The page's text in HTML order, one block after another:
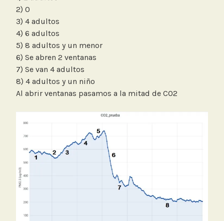
2) 0
3) 4 adultos
4) 6 adultos
5) 8 adultos y un menor
6) Se abren 2 ventanas
7) Se van 4 adultos
8) 4 adultos y un niño
Al abrir ventanas pasamos a la mitad de CO2